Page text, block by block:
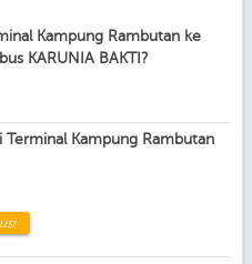
Kampung Rambutan ke
KARUNIA BAKTI?
Terminal Kampung Rambutan